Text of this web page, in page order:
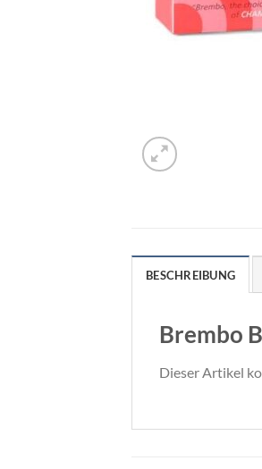
BESCHREIBUNG
Brembo
Dieser Artikel